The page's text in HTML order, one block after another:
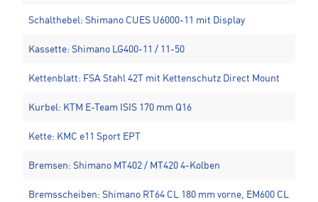
Schalthebel: Shimano CUES U6000-11 mit Display
Kassette: Shimano LG400-11 / 11-50
Kettenblatt: FSA Stahl 42T mit Kettenschutz Direct Mount
Kurbel: KTM E-Team ISIS 170 mm Q16
Kette: KMC e11 Sport EPT
Bremsen: Shimano MT402 / MT420 4-Kolben
Bremsscheiben: Shimano RT64 CL 180 mm vorne, EM600 CL